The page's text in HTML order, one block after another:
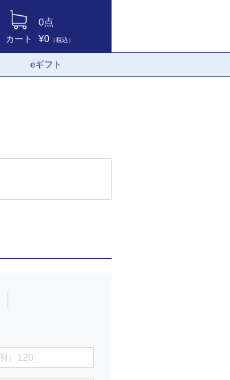
カート
0点
¥0 （税込）
eギフト